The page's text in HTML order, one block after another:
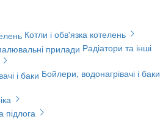
Котли і обв'язка котелень
Радіатори та інші
Бойлери, водонагрівачі і баки
підлога